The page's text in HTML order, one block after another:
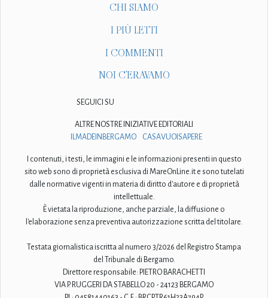
CHI SIAMO
I PIÙ LETTI
I COMMENTI
NOI C'ERAVAMO
SEGUICI SU
ALTRE NOSTRE INIZIATIVE EDITORIALI
ILMADEINBERGAMO
CASAVUOISAPERE
I contenuti, i testi, le immagini e le informazioni presenti in questo
sito web sono di proprietà esclusiva di MareOnLine.it e sono tutelati
dalle normative vigenti in materia di diritto d'autore e di proprietà
intellettuale.
È vietata la riproduzione, anche parziale, la diffusione o
l'elaborazione senza preventiva autorizzazione scritta del titolare.
Testata giornalistica iscritta al numero 3/2026 del Registro Stampa
del Tribunale di Bergamo.
Direttore responsabile: PIETRO BARACHETTI
VIA P. RUGGERI DA STABELLO 20 - 24123 BERGAMO